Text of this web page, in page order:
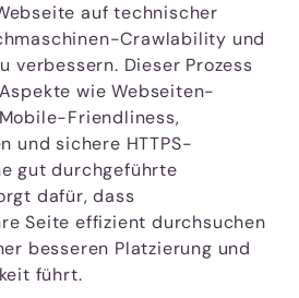
auf technischer
Crawlability und
verbessern. Dieser Prozess
wie Webseiten-
Friendliness,
und sichere HTTPS-
gut durchgeführte
dafür, dass
Seite effizient durchsuchen
besseren Platzierung und
führt.